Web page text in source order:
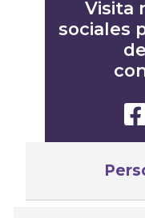
Visita
sociales